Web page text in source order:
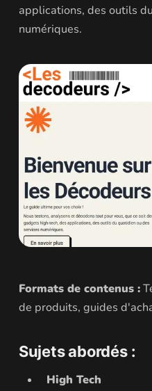
applications, des outils
numériques.
Formats de contenus :
de produits, guides
Sujets abordés :
High Tech